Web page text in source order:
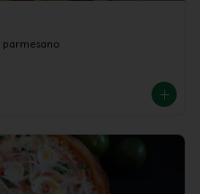
parmesano